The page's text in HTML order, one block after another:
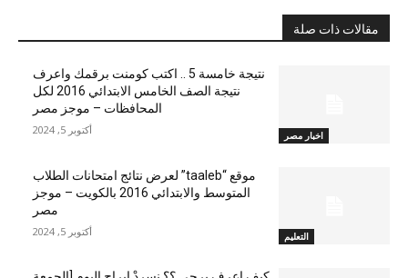
مقالات ذات صلة
اخبار مصر
نتيجة خامسة 5 .. اكتب كومنت برقمك واعرف
نتيجة الصف الخامس الابتدائي 2016 لكل
المحافظات – موجز مصر
أكتوبر 5, 2024
التعليم
موقع “taaleb” لعرض نتائج امتحانات الطلاب
المتوسط والابتدائي 2016 بالكويت – موجز
مصر
أكتوبر 5, 2024